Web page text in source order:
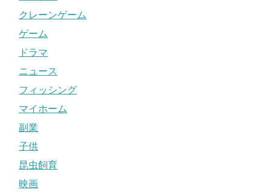
クレーンゲーム
ゲーム
ドラマ
ニュース
フィッシング
マイホーム
副業
子供
昆虫飼育
映画